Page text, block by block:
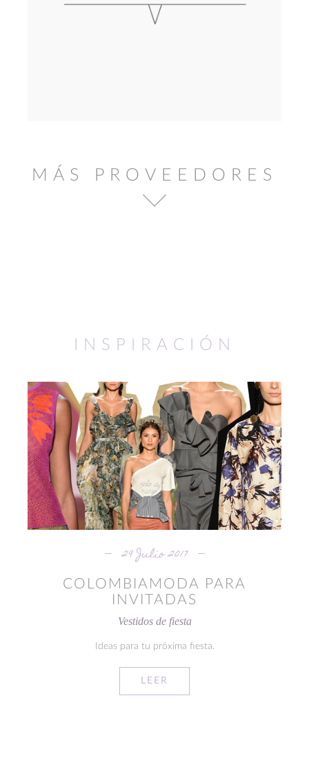
MÁS PROVEEDORES
INSPIRACIÓN
29 Julio 2017
COLOMBIAMODA PARA
INVITADAS
Vestidos de fiesta
Ideas para tu próxima fiesta.
LEER